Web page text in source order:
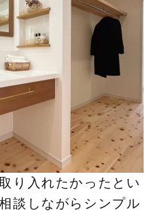
り入れたかったとい
談しながらシンプル